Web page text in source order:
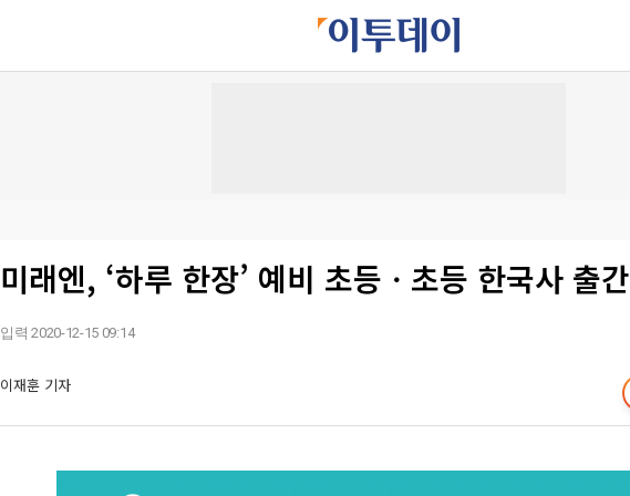
미래엔, ‘하루 한장’ 예비 초등ㆍ초등 한국사 출간
입력 2020-12-15 09:14
이재훈 기자